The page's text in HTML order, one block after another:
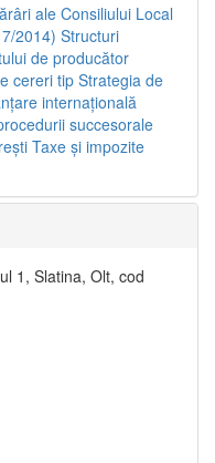
ale Consiliului Local
2014) Structuri
de producător
cereri tipStrategia de
internaţională
succesorale
Taxe şi impozite
1, Slatina, Olt, cod